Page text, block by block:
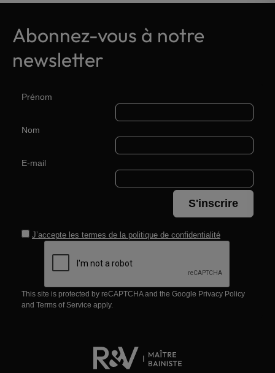
Abonnez-vous à notre
newsletter
Prénom
Nom
E-mail
S'inscrire
J’accepte les termes de la politique de confidentialité
This site is protected by reCAPTCHA and the Google Privacy Policy
and Terms of Service apply.